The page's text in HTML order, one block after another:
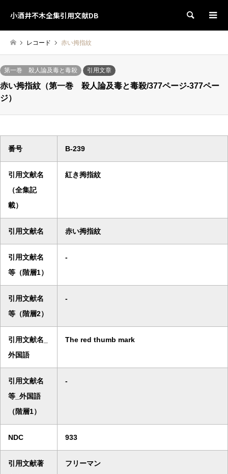
小酒井不木全集引用文献DB 検索
レコード 赤い拇指紋
第一巻 殺人論及毒と毒殺 引用文章
赤い拇指紋（第一巻 殺人論及毒と毒殺/377ページ-377ペー
ジ）
番号 B-239
引用文献名
（全集記
載）
紅き拇指紋
引用文献名 赤い拇指紋
引用文献名
等（階層1）
-
引用文献名
等（階層2）
-
引用文献名_
外国語
The red thumb mark
引用文献名
等_外国語
（階層1）
-
NDC 933
引用文献著
フリーマン